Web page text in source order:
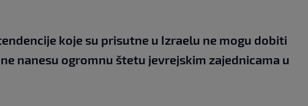
koje su prisutne u Izraelu ne mogu dobiti
nanesu ogromnu štetu jevrejskim zajednicama u